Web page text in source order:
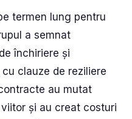
termen lung pentru
a semnat
închiriere și
clauze de reziliere
au mutat
și au creat costuri